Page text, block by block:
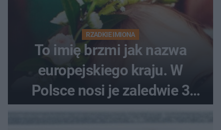
RZADKIE IMIONA
To imię brzmi jak nazwa
europejskiego kraju. W
Polsce nosi je zaledwie 3